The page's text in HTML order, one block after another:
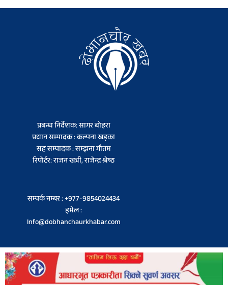
प्रबन्ध निर्देशक: सागर बोहरा
प्रधान सम्पादक : कल्पना खड्का
सह सम्पादक : सम्झना गौतम
रिपोर्टर: राजन खत्री, राजेन्द्र श्रेष्ठ
सम्पर्क नम्बर : +977-9854024434
इमेल :
Info@dobhanchaurkhabar.com